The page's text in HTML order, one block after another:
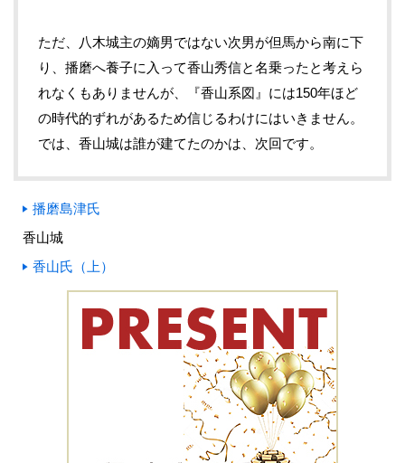
ただ、八木城主の嫡男ではない次男が但馬から南に下
り、播磨へ養子に入って香山秀信と名乗ったと考えら
れなくもありませんが、『香山系図』には150年ほど
の時代的ずれがあるため信じるわけにはいきません。
では、香山城は誰が建てたのかは、次回です。
播磨島津氏
香山城
香山氏（上）